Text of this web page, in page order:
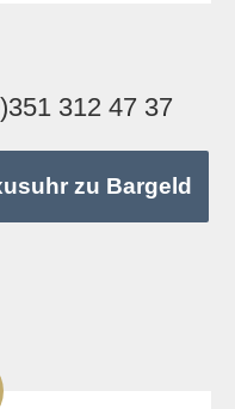
312 47 37
zu Bargeld